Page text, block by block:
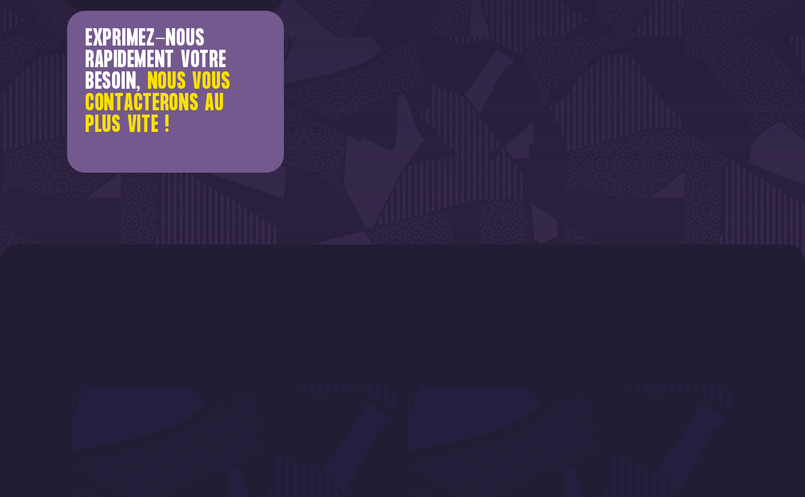
EXPRIMEZ-NOUS
RAPIDEMENT VOTRE
BESOIN, NOUS VOUS
CONTACTERONS AU
PLUS VITE !